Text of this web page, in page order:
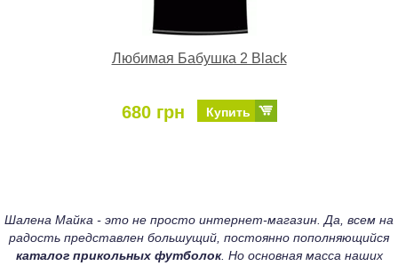
Любимая Бабушка 2 Black
680 грн Купить
Шалена Майка - это не просто интернет-магазин. Да, всем на
радость представлен большущий, постоянно пополняющийся
каталог прикольных футболок. Но основная масса наших